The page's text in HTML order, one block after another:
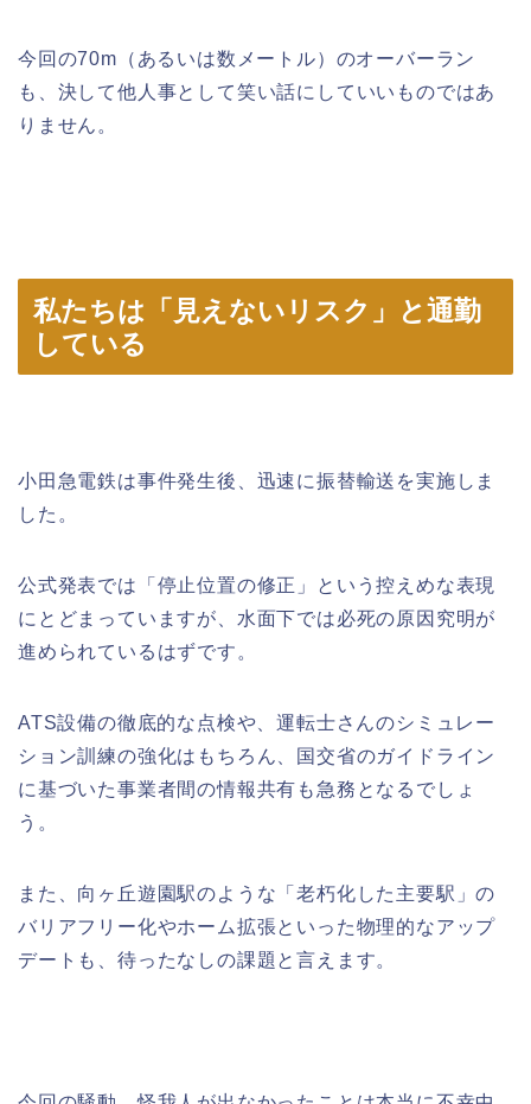
今回の70m（あるいは数メートル）のオーバーラン
も、決して他人事として笑い話にしていいものではあ
りません。
私たちは「見えないリスク」と通勤
している
小田急電鉄は事件発生後、迅速に振替輸送を実施しま
した。
公式発表では「停止位置の修正」という控えめな表現
にとどまっていますが、水面下では必死の原因究明が
進められているはずです。
ATS設備の徹底的な点検や、運転士さんのシミュレー
ション訓練の強化はもちろん、国交省のガイドライン
に基づいた事業者間の情報共有も急務となるでしょ
う。
また、向ヶ丘遊園駅のような「老朽化した主要駅」の
バリアフリー化やホーム拡張といった物理的なアップ
デートも、待ったなしの課題と言えます。